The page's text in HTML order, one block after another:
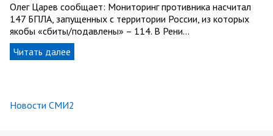
Олег Царев сообщает: Мониторинг противника насчитал
147 БПЛА, запущенных с территории России, из которых
якобы «сбиты/подавлены» – 114. В Рени…
Читать далее
Новости СМИ2